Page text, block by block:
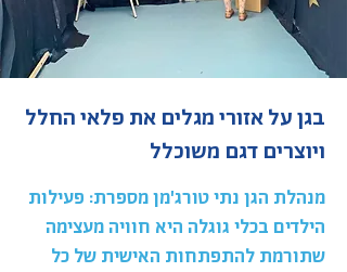
בגן על אזורי מגלים את פלאי החלל
ויוצרים דגם משוכלל
מנהלת הגן נתי טורג'מן מספרת: פעילות
הילדים בכלי גוגלה היא חוויה מעצימה
שתורמת להתפתחות האישית של כל